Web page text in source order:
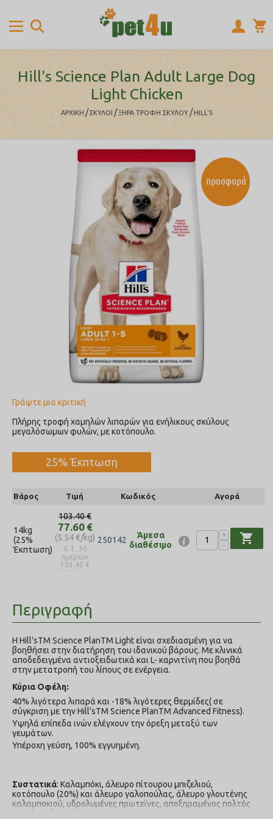
Hill's Science Plan Adult Large Dog
Light Chicken
ΑΡΧΙΚΉ / ΣΚΥΛΟΙ / ΞΗΡΑ ΤΡΟΦΗ ΣΚΥΛΟΥ / HILL'S
Γράψτε μια κριτική
Πλήρης τροφή χαμηλών λιπαρών για ενήλικους σκύλους
μεγαλόσωμων φυλών, με κοτόπουλο.
25% Έκπτωση
Βάρος Τιμή Κωδικός Αγορά
14kg
(25%
Έκπτωση)
103.40€
77.60 €
(5.54 €/kg)
Χ.Τ. 30
ημερών
103.40 €
250142
Άμεσα
διαθέσιμο
+
−
shopping_cart
Περιγραφή
H Hill'sTM Science PlanTM Light είναι σχεδιασμένη για να
βοηθήσει στην διατήρηση του ιδανικού βάρους. Με κλινικά
αποδεδειγμένα αντιοξειδωτικά και L- καρνιτίνη που βοηθά
στην μετατροπή του λίπους σε ενέργεια.
Κύρια Οφέλη:
40% λιγότερα λιπαρά και -18% λιγότερες θερμίδες( σε
σύγκριση με την Hill'sTM Science PlanTM Advanced Fitness).
Υψηλά επίπεδα ινών ελέγχουν την όρεξη μεταξύ των
γευμάτων.
Υπέροχη γεύση, 100% εγγυημένη.
Συστατικά: Καλαμπόκι, άλευρο πίτουρου μπιζελιού,
κοτόπουλο (20%) και άλευρο γαλοπούλας, άλευρο γλουτένης
καλαμποκιού, υδρολυμένες πρωτεϊνες, αποξηραμένος πολτός